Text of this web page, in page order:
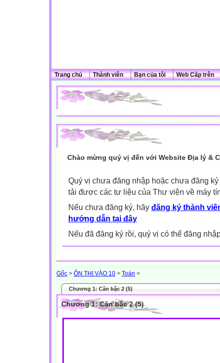
Trang chủ Thành viên Bạn của tôi Web Cấp trên
Chào mừng quý vị đến với Website Địa lý &
Quý vị chưa đăng nhập hoặc chưa đăng
tải được các tư liệu của Thư viện về máy
Nếu chưa đăng ký, hãy đăng ký thành
hướng dẫn tại đây
Nếu đã đăng ký rồi, quý vị có thể đăng
Gốc > ÔN THI VÀO 10 > Toán >
Chương 1: Căn bậc 2 (5)
Chương 1: Căn bậc 2 (5)